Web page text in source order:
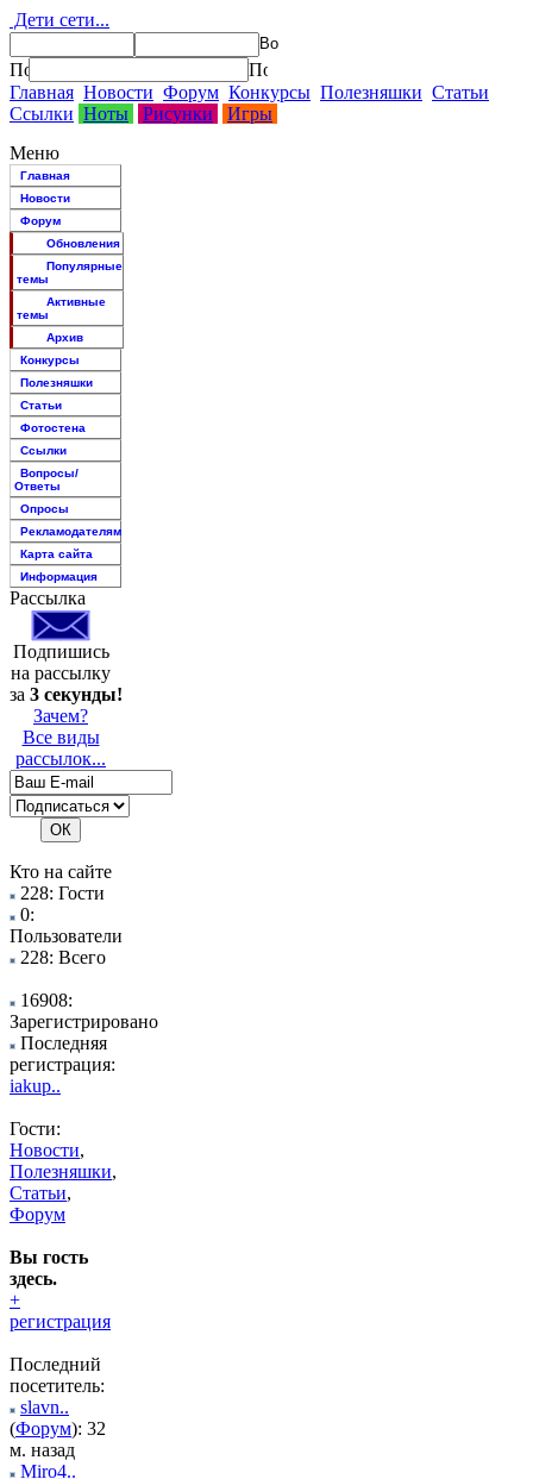
Дети сети...
Главная Новости Форум Конкурсы Полезняшки Статьи
Ссылки Ноты Рисунки
Игры
Меню
Главная
Новости
Форум
Обновления
Популярные
темы
Активные
темы
Архив
Конкурсы
Полезняшки
Статьи
Фотостена
Ссылки
Вопросы/
Ответы
Опросы
Рекламодателям
Карта сайта
Информация
Рассылка
Подпишись
на рассылку
за 3 секунды!
Зачем?
Все виды
рассылок...
Кто на сайте
228: Гости
0:
Пользователи
228: Всего
16908:
Зарегистрировано
Последняя
регистрация:
iakup..
Гости:
Новости,
Полезняшки,
Статьи,
Форум
Вы гость
здесь.
+
регистрация
Последний
посетитель:
slavn..
(Форум): 32
м. назад
Miro4..